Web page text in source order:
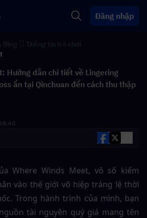
Đăng nhập
Hướng dẫn chi tiết về Lingering
ẩn tại Qinchuan đến cách thu thập
Where Winds Meet, vô số kiếm
vào thế giới võ hiệp tráng lệ thời
Trong hành trình của mình, bạn
tài nguyên quý giá mang tên